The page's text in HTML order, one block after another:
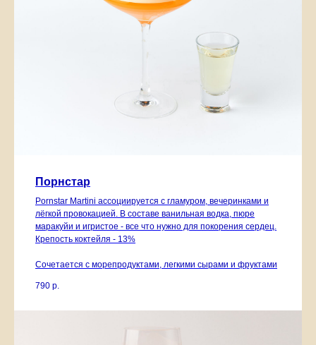
Порнстар
Pornstar Martini ассоциируется с гламуром, вечеринками и
лёгкой провокацией. В составе ванильная водка, пюре
маракуйи и игристое - все что нужно для покорения сердец.
Крепость коктейля - 13%
Сочетается с морепродуктами, легкими сырами и фруктами
790 р.